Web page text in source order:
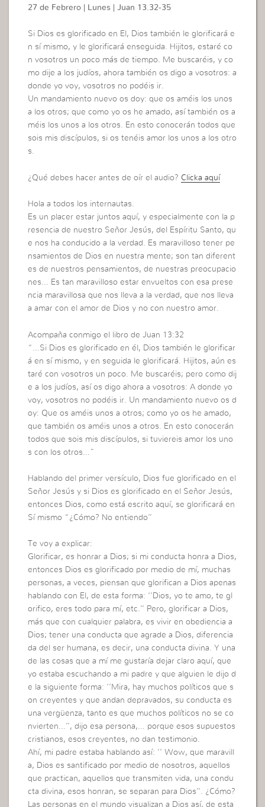
27 de Febrero | Lunes | Juan 13.32-35
Si Dios es glorificado en El, Dios también le glorificará e
n sí mismo, y le glorificará enseguida. Hijitos, estaré co
n vosotros un poco más de tiempo. Me buscaréis, y co
mo dije a los judíos, ahora también os digo a vosotros: a
donde yo voy, vosotros no podéis ir.
Un mandamiento nuevo os doy: que os améis los unos
a los otros; que como yo os he amado, así también os a
méis los unos a los otros. En esto conocerán todos que
sois mis discípulos, si os tenéis amor los unos a los otro
s.
¿Qué debes hacer antes de oír el audio? Clicka aquí
Hola a todos los internautas.
Es un placer estar juntos aquí, y especialmente con la p
resencia de nuestro Señor Jesús, del Espíritu Santo, qu
e nos ha conducido a la verdad. Es maravilloso tener pe
nsamientos de Dios en nuestra mente; son tan diferent
es de nuestros pensamientos, de nuestras preocupacio
nes… Es tan maravilloso estar envueltos con esa prese
ncia maravillosa que nos lleva a la verdad, que nos lleva
a amar con el amor de Dios y no con nuestro amor.
Acompaña conmigo el libro de Juan 13:32
“…Si Dios es glorificado en él, Dios también le glorificar
á en sí mismo, y en seguida le glorificará. Hijitos, aún es
taré con vosotros un poco. Me buscaréis; pero como dij
e a los judíos, así os digo ahora a vosotros: A donde yo
voy, vosotros no podéis ir. Un mandamiento nuevo os d
oy: Que os améis unos a otros; como yo os he amado,
que también os améis unos a otros. En esto conocerán
todos que sois mis discípulos, si tuviereis amor los uno
s con los otros…”
Hablando del primer versículo, Dios fue glorificado en el
Señor Jesús y si Dios es glorificado en el Señor Jesús,
entonces Dios, como está escrito aquí, se glorificará en
Sí mismo “¿Cómo? No entiendo’’
Te voy a explicar:
Glorificar, es honrar a Dios; si mi conducta honra a Dios,
entonces Dios es glorificado por medio de mí, muchas
personas, a veces, piensan que glorifican a Dios apenas
hablando con El, de esta forma: ‘’Dios, yo te amo, te gl
orifico, eres todo para mí, etc.’’ Pero, glorificar a Dios,
más que con cualquier palabra, es vivir en obediencia a
Dios; tener una conducta que agrade a Dios, diferencia
da del ser humana, es decir, una conducta divina. Y una
de las cosas que a mí me gustaría dejar claro aquí, que
yo estaba escuchando a mi padre y que alguien le dijo d
e la siguiente forma: ‘’Mira, hay muchos políticos que s
on creyentes y que andan depravados, su conducta es
una vergüenza, tanto es que muchos políticos no se co
nvierten…’’, dijo esa persona,… porque esos supuestos
cristianos, esos creyentes, no dan testimonio.
Ahí, mi padre estaba hablando así: ‘’ Wow, que maravill
a, Dios es santificado por medio de nosotros, aquellos
que practican, aquellos que transmiten vida, una condu
cta divina, esos honran, se separan para Dios’’. ¿Cómo?
Las personas en el mundo visualizan a Dios así, de esta